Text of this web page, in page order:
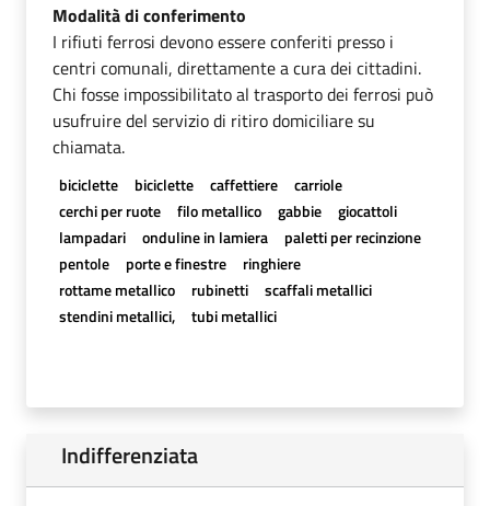
Modalità di conferimento
I rifiuti ferrosi devono essere conferiti presso i
centri comunali, direttamente a cura dei cittadini.
Chi fosse impossibilitato al trasporto dei ferrosi può
usufruire del servizio di ritiro domiciliare su
chiamata.
biciclette biciclette caffettiere
carriole
cerchi per ruote
filo metallico gabbie
giocattoli
lampadari
onduline in lamiera
paletti per recinzione
pentole
porte e finestre
ringhiere
rottame metallico
rubinetti
scaffali metallici
stendini metallici,
tubi metallici
Indifferenziata